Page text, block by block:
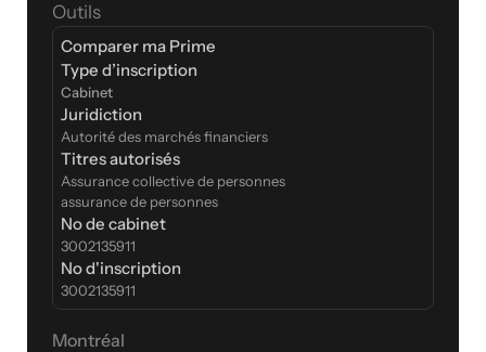
Outils
Comparer ma Prime
Type d’inscription
Cabinet
Juridiction
Autorité des marchés financiers
Titres autorisés
Assurance collective de personnes
assurance de personnes
No de cabinet
3002135911
No d'inscription
3002135911
Montréal